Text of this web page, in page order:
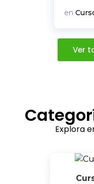
en
Ver
Explora